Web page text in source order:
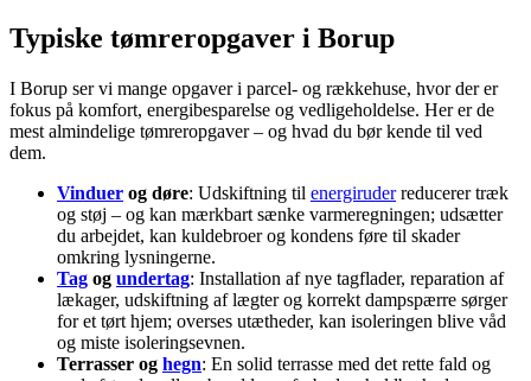
Typiske tømreropgaver i Borup
I Borup ser vi mange opgaver i parcel- og rækkehuse, hvor der er
fokus på komfort, energibesparelse og vedligeholdelse. Her er de
mest almindelige tømreropgaver – og hvad du bør kende til ved
dem.
Vinduer og døre: Udskiftning til energiruderreducerer træk
og støj – og kan mærkbart sænke varmeregningen; udsætter
du arbejdet, kan kuldebroer og kondens føre til skader
omkring lysningerne.
Tag og undertag: Installation af nye tagflader, reparation af
lækager, udskiftning af lægter og korrekt dampspærre sørger
for et tørt hjem; overses utætheder, kan isoleringen blive våd
og miste isoleringsevnen.
Terrasser og hegn: En solid terrasse med det rette fald og